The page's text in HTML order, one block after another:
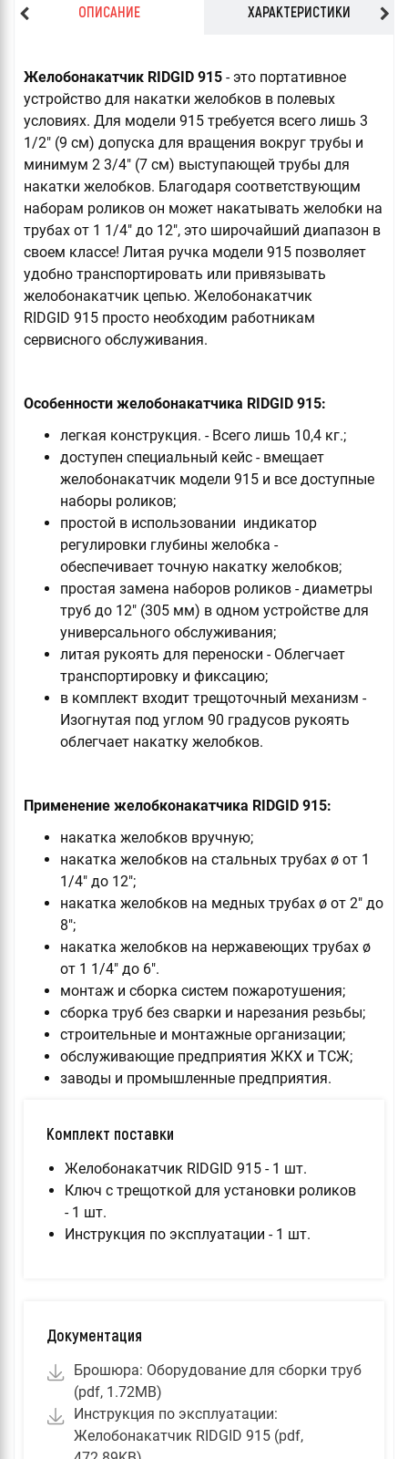
ОПИСАНИЕ ХАРАКТЕРИСТИКИ
Желобонакатчик RIDGID 915 - это портативное
устройство для накатки желобков в полевых
условиях. Для модели 915 требуется всего лишь 3
1/2" (9 см) допуска для вращения вокруг трубы и
минимум 2 3/4" (7 см) выступающей трубы для
накатки желобков. Благодаря соответствующим
наборам роликов он может накатывать желобки на
трубах от 1 1/4" до 12", это широчайший диапазон в
своем классе! Литая ручка модели 915 позволяет
удобно транспортировать или привязывать
желобонакатчик цепью. Желобонакатчик
RIDGID 915 просто необходим работникам
сервисного обслуживания.
Особенности желобонакатчика RIDGID 915:
легкая конструкция. - Всего лишь 10,4 кг.;
доступен специальный кейс - вмещает
желобонакатчик модели 915 и все доступные
наборы роликов;
простой в использовании индикатор
регулировки глубины желобка -
обеспечивает точную накатку желобков;
простая замена наборов роликов - диаметры
труб до 12" (305 мм) в одном устройстве для
универсального обслуживания;
литая рукоять для переноски - Облегчает
транспортировку и фиксацию;
в комплект входит трещоточный механизм -
Изогнутая под углом 90 градусов рукоять
облегчает накатку желобков.
Применение желобконакатчика RIDGID 915:
накатка желобков вручную;
накатка желобков на стальных трубах ø от 1
1/4" до 12";
накатка желобков на медных трубах ø от 2" до
8";
накатка желобков на нержавеющих трубах ø
от 1 1/4" до 6".
монтаж и сборка систем пожаротушения;
сборка труб без сварки и нарезания резьбы;
строительные и монтажные организации;
обслуживающие предприятия ЖКХ и ТСЖ;
заводы и промышленные предприятия.
Комплект поставки
Желобонакатчик RIDGID 915 - 1 шт.
Ключ с трещоткой для установки роликов
- 1 шт.
Инструкция по эксплуатации - 1 шт.
Документация
Брошюра: Оборудование для сборки труб
(pdf, 1.72MB)
Инструкция по эксплуатации:
Желобонакатчик RIDGID 915 (pdf,